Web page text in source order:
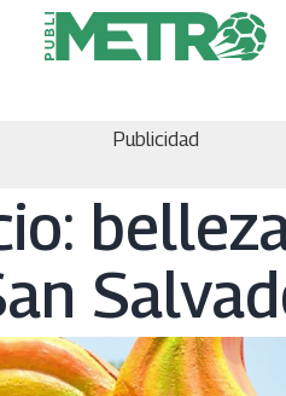
Publicidad